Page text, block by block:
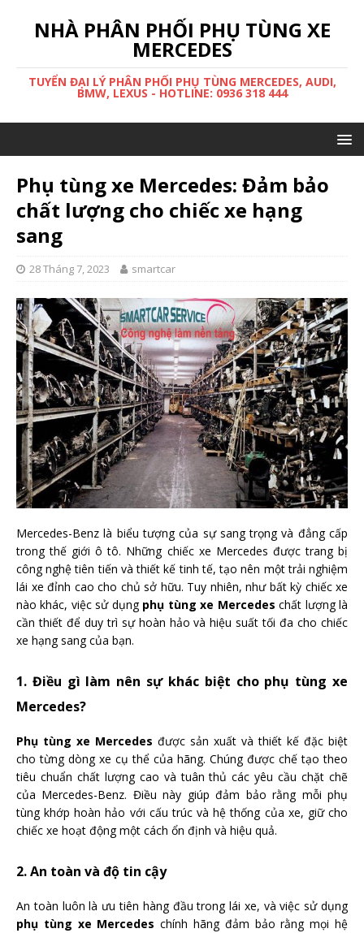
NHÀ PHÂN PHỐI PHỤ TÙNG XE
MERCEDES
TUYỂN ĐẠI LÝ PHÂN PHỐI PHỤ TÙNG MERCEDES, AUDI,
BMW, LEXUS - HOTLINE: 0936 318 444
Phụ tùng xe Mercedes: Đảm bảo
chất lượng cho chiếc xe hạng
sang
28 Tháng 7, 2023 smartcar
Mercedes-Benz là biểu tượng của sự sang trọng và đẳng cấp
trong thế giới ô tô. Những chiếc xe Mercedes được trang bị
công nghệ tiên tiến và thiết kế tinh tế, tạo nên một trải nghiệm
lái xe đỉnh cao cho chủ sở hữu. Tuy nhiên, như bất kỳ chiếc xe
nào khác, việc sử dụng phụ tùng xe Mercedes chất lượng là
cần thiết để duy trì sự hoàn hảo và hiệu suất tối đa cho chiếc
xe hạng sang của bạn.
1. Điều gì làm nên sự khác biệt cho phụ tùng xe
Mercedes?
Phụ tùng xe Mercedes được sản xuất và thiết kế đặc biệt
cho từng dòng xe cụ thể của hãng. Chúng được chế tạo theo
tiêu chuẩn chất lượng cao và tuân thủ các yêu cầu chặt chẽ
của Mercedes-Benz. Điều này giúp đảm bảo rằng mỗi phụ
tùng khớp hoàn hảo với cấu trúc và hệ thống của xe, giữ cho
chiếc xe hoạt động một cách ổn định và hiệu quả.
2. An toàn và độ tin cậy
An toàn luôn là ưu tiên hàng đầu trong lái xe, và việc sử dụng
phụ tùng xe Mercedes chính hãng đảm bảo rằng mọi hệ